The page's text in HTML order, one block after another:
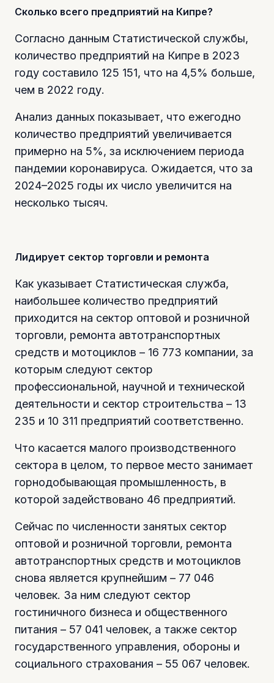
Сколько всего предприятий на Кипре?
Согласно данным Статистической службы,
количество предприятий на Кипре в 2023
году составило 125 151, что на 4,5% больше,
чем в 2022 году.
Анализ данных показывает, что ежегодно
количество предприятий увеличивается
примерно на 5%, за исключением периода
пандемии коронавируса. Ожидается, что за
2024–2025 годы их число увеличится на
несколько тысяч.
Лидирует сектор торговли и ремонта
Как указывает Статистическая служба,
наибольшее количество предприятий
приходится на сектор оптовой и розничной
торговли, ремонта автотранспортных
средств и мотоциклов – 16 773 компании, за
которым следуют сектор
профессиональной, научной и технической
деятельности и сектор строительства – 13
235 и 10 311 предприятий соответственно.
Что касается малого производственного
сектора в целом, то первое место занимает
горнодобывающая промышленность, в
которой задействовано 46 предприятий.
Сейчас по численности занятых сектор
оптовой и розничной торговли, ремонта
автотранспортных средств и мотоциклов
снова является крупнейшим – 77 046
человек. За ним следуют сектор
гостиничного бизнеса и общественного
питания – 57 041 человек, а также сектор
государственного управления, обороны и
социального страхования – 55 067 человек.